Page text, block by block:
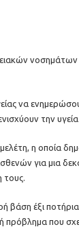
να
την
η οποία
για μια
τους.
έξι ποτήρια
πρόβλημα που